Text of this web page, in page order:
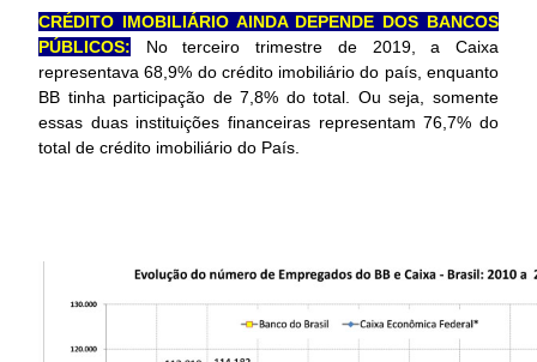
CRÉDITO IMOBILIÁRIO AINDA DEPENDE DOS BANCOS
PÚBLICOS: No terceiro trimestre de 2019, a Caixa
representava 68,9% do crédito imobiliário do país, enquanto
BB tinha participação de 7,8% do total. Ou seja, somente
essas duas instituições financeiras representam 76,7% do
total de crédito imobiliário do País.